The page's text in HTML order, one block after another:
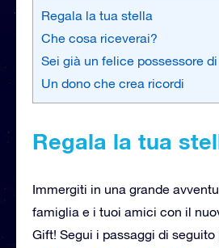
Regala la tua stella
Che cosa riceverai?
Sei già un felice possessore
Un dono che crea ricordi
Regala la tua
Immergiti in una grande
famiglia e i tuoi amici con il
Gift! Segui i passaggi di seguito